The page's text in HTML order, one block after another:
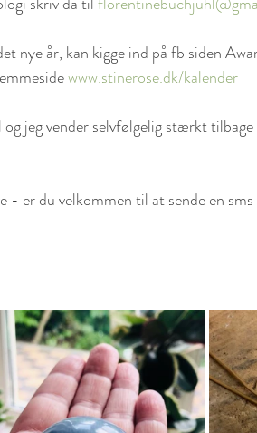
nye år, kan kigge ind på fb siden
www.stinerose.dk/kalender
jeg vender selvfølgelig stærkt
- er du velkommen til at sende en